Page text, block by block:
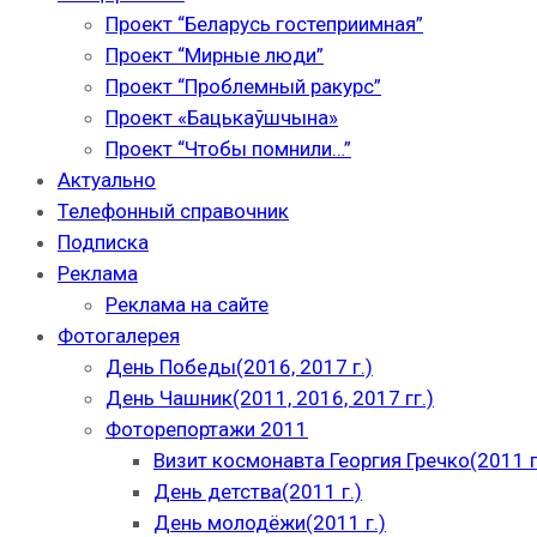
Проект “Беларусь гостеприимная”
Проект “Мирные люди”
Проект “Проблемный ракурс”
Проект «Бацькаўшчына»
Проект “Чтобы помнили…”
Актуально
Телефонный справочник
Подписка
Реклама
Реклама на сайте
Фотогалерея
День Победы(2016, 2017 г.)
День Чашник(2011, 2016, 2017 гг.)
Фоторепортажи 2011
Визит космонавта Георгия Гречко(2011
День детства(2011 г.)
День молодёжи(2011 г.)